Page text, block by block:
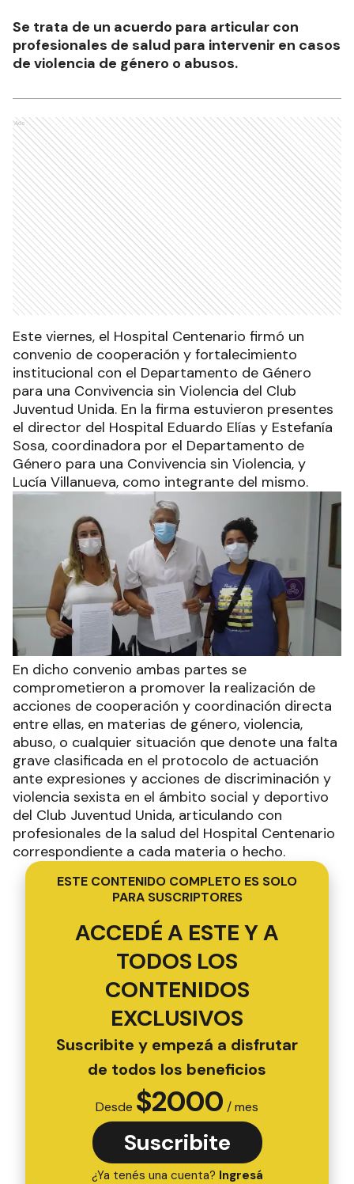
Se trata de un acuerdo para articular con
profesionales de salud para intervenir en casos
de violencia de género o abusos.
Ads
Este viernes, el Hospital Centenario firmó un
convenio de cooperación y fortalecimiento
institucional con el Departamento de Género
para una Convivencia sin Violencia del Club
Juventud Unida. En la firma estuvieron presentes
el director del Hospital Eduardo Elías y Estefanía
Sosa, coordinadora por el Departamento de
Género para una Convivencia sin Violencia, y
Lucía Villanueva, como integrante del mismo.
En dicho convenio ambas partes se
comprometieron a promover la realización de
acciones de cooperación y coordinación directa
entre ellas, en materias de género, violencia,
abuso, o cualquier situación que denote una falta
grave clasificada en el protocolo de actuación
ante expresiones y acciones de discriminación y
violencia sexista en el ámbito social y deportivo
del Club Juventud Unida, articulando con
profesionales de la salud del Hospital Centenario
correspondiente a cada materia o hecho.
ESTE CONTENIDO COMPLETO ES SOLO
PARA SUSCRIPTORES
ACCEDÉ A ESTE Y A
TODOS LOS
CONTENIDOS
EXCLUSIVOS
Suscribite y empezá a disfrutar
de todos los beneficios
Desde $2000 / mes
Suscribite
¿Ya tenés una cuenta? Ingresá